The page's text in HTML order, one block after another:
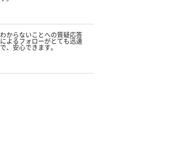
わからないことへの質疑応答
によるフォローがとても迅速
で、安心できます。